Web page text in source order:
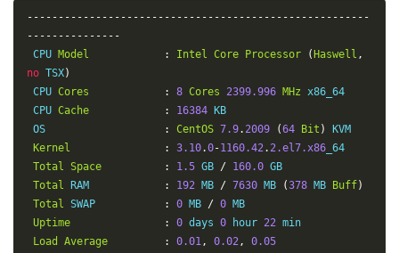
-------------------------------------------------------
---------------
CPU Model : Intel Core Processor ( Haswell ,
no TSX)
CPU Cores : 8 Cores 2399.996 MHz x86_64
CPU Cache : 16384 KB
OS
: CentOS 7.9.2009 (64 Bit )
KVM
Kernel
: 3.10.0-1160.42.2.el7.x86 _64
Total Space : 1.5 GB / 160.0 GB
Total RAM : 192 MB / 7630 MB (378 MB Buff)
Total SWAP : 0 MB / 0 MB
Uptime
: 0 days 0 hour 22 min
Load
Average : 0.01, 0.02,
0.05